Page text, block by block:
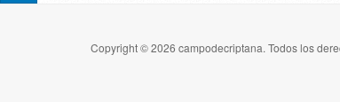
Copyright © 2026 campodecriptana. Todos los